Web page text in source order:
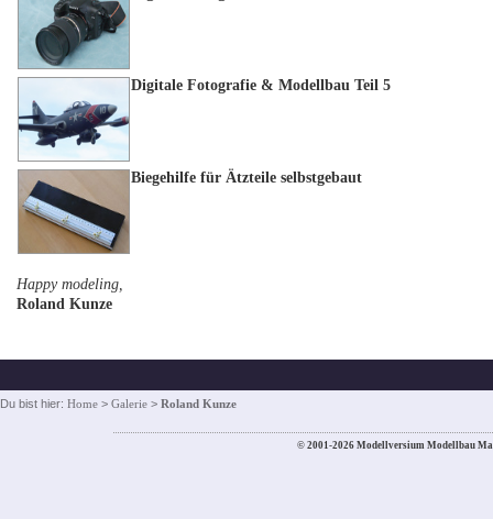
Digitale Fotografie & Modellbau Teil 5
Biegehilfe für Ätzteile selbstgebaut
Happy modeling,
Roland Kunze
Du bist hier: Home > Galerie > Roland Kunze
© 2001-2026 Modellversium Modellbau